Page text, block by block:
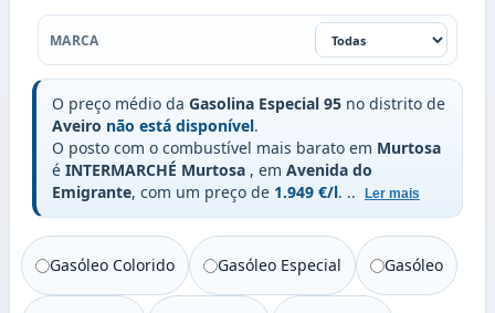
Marca
MARCA
O preço médio da Gasolina Especial 95 no distrito de
Aveiro não está disponível.
O posto com o combustível mais barato em Murtosa
é INTERMARCHÉ Murtosa , em Avenida do
Emigrante, com um preço de 1.949 €/l. .. Ler mais
Gasóleo Colorido Gasóleo Especial Gasóleo